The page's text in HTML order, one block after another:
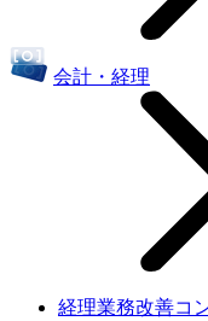
会計・経理
経理業務改善コ